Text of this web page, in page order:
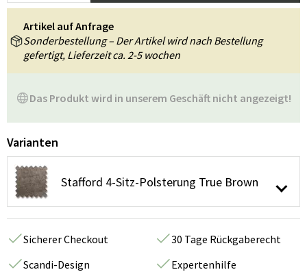
Das Produkt wird in unserem Geschäft nicht angezeigt!
Artikel auf Anfrage
Sonderbestellung – Der Artikel wird nach Bestellung
gefertigt, Lieferzeit ca. 2-5 wochen
Varianten
Stafford 4-Sitz-Polsterung True Brown
Sicherer Checkout
30 Tage Rückgaberecht
Scandi-Design
Expertenhilfe